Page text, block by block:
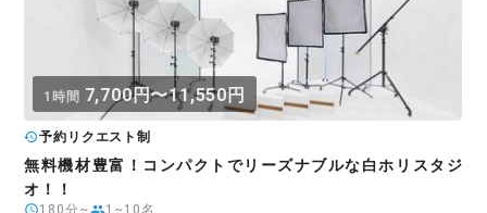
1時間 7,700円〜11,550円
予約リクエスト制
無料機材豊富！コンパクトでリーズナブルな白ホリスタジ
オ！！
180分~ 1~10名